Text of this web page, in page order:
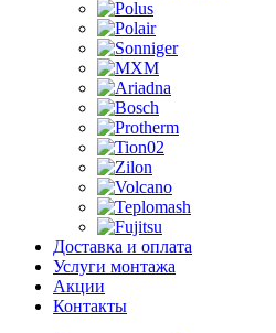
Доставка и оплата
Услуги монтажа
Акции
Контакты